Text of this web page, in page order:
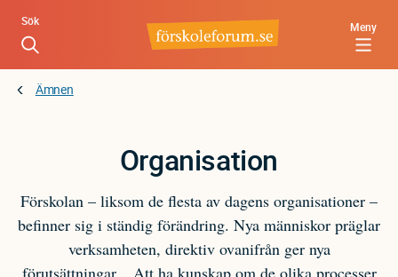
Hoppa
huvudinnehåll
Meny
Sök
Ämnen
Organisation
Förskolan – liksom de flesta av dagens organisationer –
befinner sig i ständig förändring. Nya människor präglar
verksamheten, direktiv ovanifrån ger nya
förutsättningar... Att ha kunskap om de olika processer